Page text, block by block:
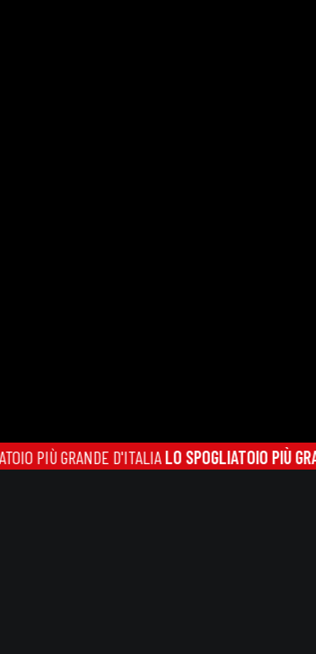
PIÙ GRANDE D'ITALIALO SPOGLIATOIO PIÙ